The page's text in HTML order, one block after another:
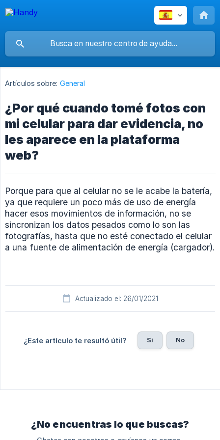
Artículos sobre: General
¿Por qué cuando tomé fotos con
mi celular para dar evidencia, no
les aparece en la plataforma
web?
Porque para que al celular no se le acabe la batería,
ya que requiere un poco más de uso de energía
hacer esos movimientos de información, no se
sincronizan los datos pesados como lo son las
fotografías, hasta que no esté conectado el celular
a una fuente de alimentación de energía (cargador).
Actualizado el: 26/01/2021
¿Este artículo te resultó útil? Sí No
¿No encuentras lo que buscas?